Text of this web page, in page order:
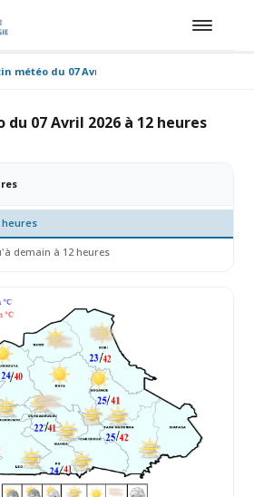
météo du 07 Avril 2026 à 12 heures
07 Avril 2026 à 12 heures
heures
demain à 12 heures